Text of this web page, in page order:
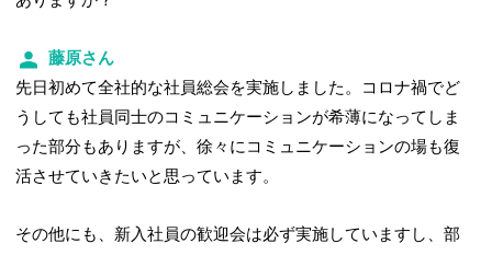
藤原さん
先日初めて全社的な社員総会を実施しました。コロナ禍でど
うしても社員同士のコミュニケーションが希薄になってしま
った部分もありますが、徐々にコミュニケーションの場も復
活させていきたいと思っています。
その他にも、新入社員の歓迎会は必ず実施していますし、部